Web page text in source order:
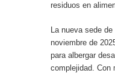
residuos en
La nueva sede
noviembre de
para albergar
complejidad. Con